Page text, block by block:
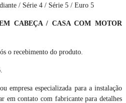
/ Série 4 / Série 5 / Euro 5
CABEÇA / CASA COM MOTOR
o recebimento do produto.
empresa especializada para a instalação
em contato com fabricante para detalhes